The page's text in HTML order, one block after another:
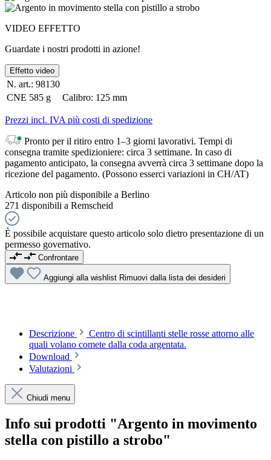
VIDEO EFFETTO
Guardate i nostri prodotti in azione!
Effetto video
N. art.: 98130
CNE 585 g Calibro: 125 mm
Prezzi incl. IVA più costi di spedizione
Pronto per il ritiro entro 1–3 giorni lavorativi. Tempi di
consegna tramite spedizioniere: circa 3 settimane. In caso di
pagamento anticipato, la consegna avverrà circa 3 settimane dopo la
ricezione del pagamento. (Possono esserci variazioni in CH/AT)
Articolo non più disponibile a Berlino
271 disponibili a Remscheid
È possibile acquistare questo articolo solo dietro presentazione di un
permesso governativo.
Confrontare
Aggiungi alla wishlist Rimuovi dalla lista dei desideri
Descrizione
Centro di scintillanti stelle rosse attorno alle
quali volano comete dalla coda argentata.
Download
Valutazioni
Chiudi menu
Info sui prodotti "Argento in movimento
stella con pistillo a strobo"